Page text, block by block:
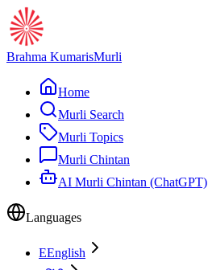
Brahma KumarisMurli
Home
Murli Search
Murli Topics
Murli Chintan
AI Murli Chintan (ChatGPT)
Languages
EEnglish